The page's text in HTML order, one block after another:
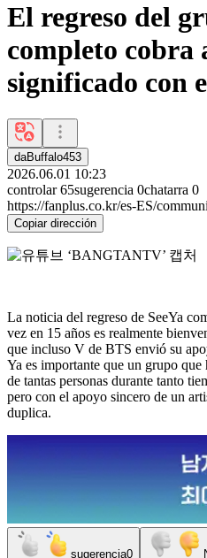
El regreso del
completo cobra
significado con
daBuffalo453
2026.06.01 10:23
controlar 65sugerencia 0chatarra 0
https://fanplus.co.kr/es-ES/
Copiar dirección
La noticia del regreso de SeeYa
vez en 15 años es realmente
que incluso V de BTS envió su
Ya es importante que un grupo
de tantas personas durante tanto
pero con el apoyo sincero de un
duplica.
sugerencia0